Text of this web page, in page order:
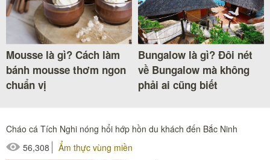
Mousse là gì? Cách làm
bánh mousse thơm ngon
chuẩn vị
Bungalow là gì? Đôi nét
về Bungalow mà không
phải ai cũng biết
Cháo cá Tích Nghi nóng hổi hớp hồn du khách đến Bắc Ninh
56,308
Ẩm thực vùng miền